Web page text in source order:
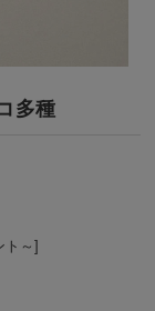
多種
ト～]